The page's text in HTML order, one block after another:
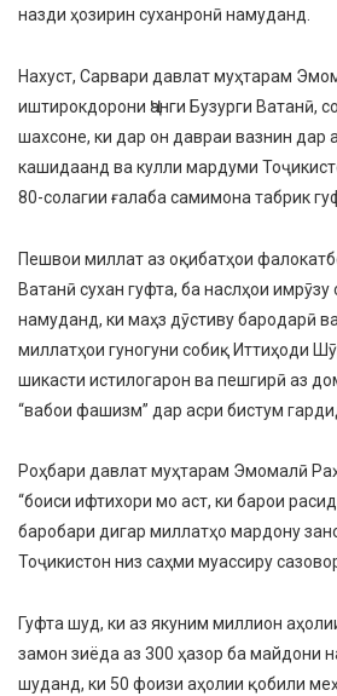
назди ҳозирин суханронӣ намуданд.
Нахуст, Сарвари давлат муҳтарам
иштирокдорони Ҷанги Бузурги Ватанӣ,
шахсоне, ки дар он давраи вазнин дар
кашидаанд ва кулли мардуми
80-солагии ғалаба самимона табрик
Пешвои миллат аз оқибатҳои
Ватанӣ сухан гуфта, ба наслҳои
намуданд, ки маҳз дӯстиву бародарӣ
миллатҳои гуногуни собиқ Иттиҳоди
шикасти истилогарон ва пешгирӣ аз
“вабои фашизм” дар асри бистум
Роҳбари давлат муҳтарам Эмомалӣ
“боиси ифтихори мо аст, ки барои
баробари дигар миллатҳо мардону
Тоҷикистон низ саҳми муассиру
Гуфта шуд, ки аз якуним миллион
замон зиёда аз 300 ҳазор ба майдони
шуданд, ки 50 фоизи аҳолии қобили